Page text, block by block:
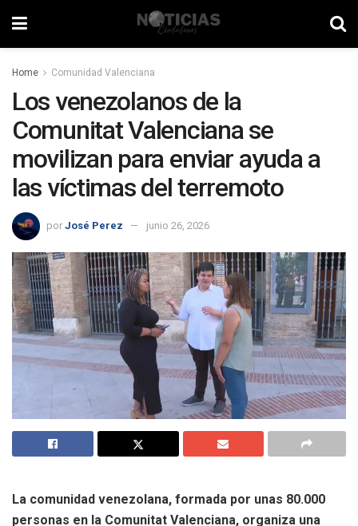
Home Comunidad Valenciana
Los venezolanos de la
Comunitat Valenciana se
movilizan para enviar ayuda a
las víctimas del terremoto
por José Perez junio 26, 2026
La comunidad venezolana, formada por unas 80.000
personas en la Comunitat Valenciana, organiza una